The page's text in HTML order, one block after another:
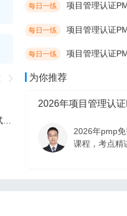
项目管理认证PM®和信息系统项目管理师考试的区别
每日一练 项目管理认证
每日一练 项目管理认证
每日一练 项目管理认证
为你推荐
2026年项目管理认证
2026年pmp
课程，考点精
2026年pmp